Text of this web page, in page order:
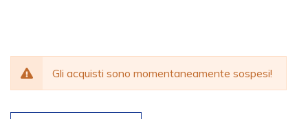
Gli acquisti sono momentaneamente sospesi!